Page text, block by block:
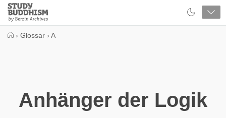
Close
Study
Buddhism
› Glossar › A
Anhänger der Logik